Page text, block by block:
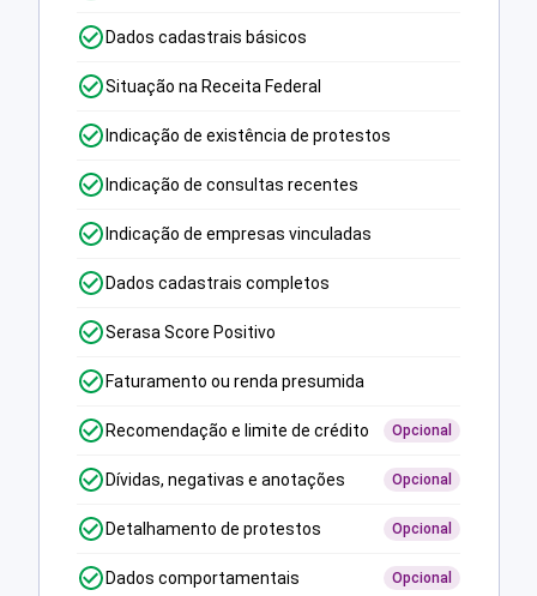
Dados cadastrais básicos
Situação na Receita Federal
Indicação de existência de protestos
Indicação de consultas recentes
Indicação de empresas vinculadas
Dados cadastrais completos
Serasa Score Positivo
Faturamento ou renda presumida
Recomendação e limite de crédito Opcional
Dívidas, negativas e anotações Opcional
Detalhamento de protestos Opcional
Dados comportamentais Opcional